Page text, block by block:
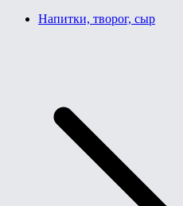
Напитки, творог, сыр